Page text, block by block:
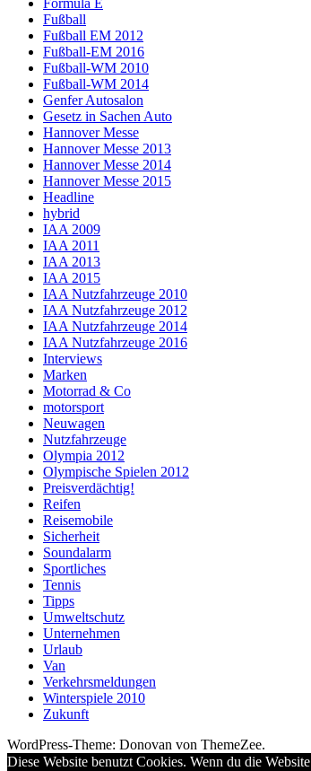
Fußball
Fußball EM 2012
Fußball-EM 2016
Fußball-WM 2010
Fußball-WM 2014
Genfer Autosalon
Gesetz in Sachen Auto
Hannover Messe
Hannover Messe 2013
Hannover Messe 2014
Hannover Messe 2015
Headline
hybrid
IAA 2009
IAA 2011
IAA 2013
IAA 2015
IAA Nutzfahrzeuge 2010
IAA Nutzfahrzeuge 2012
IAA Nutzfahrzeuge 2014
IAA Nutzfahrzeuge 2016
Interviews
Marken
Motorrad & Co
motorsport
Neuwagen
Nutzfahrzeuge
Olympia 2012
Olympische Spielen 2012
Preisverdächtig!
Reifen
Reisemobile
Sicherheit
Soundalarm
Sportliches
Tennis
Tipps
Umweltschutz
Unternehmen
Urlaub
Van
Verkehrsmeldungen
Winterspiele 2010
Zukunft
WordPress-Theme: Donovan von ThemeZee.
Diese Website benutzt Cookies. Wenn du die